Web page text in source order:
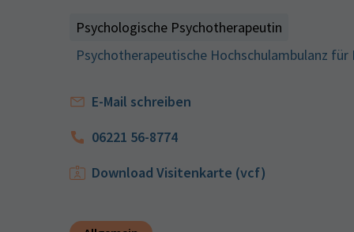
Psychologische Psychotherapeutin
Psychotherapeutische Hochschulambulanz für
E-Mail schreiben
06221 56-8774
Download Visitenkarte (vcf)